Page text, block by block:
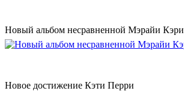
Новый альбом несравненной Мэрайи Кэри
Новое достижение Кэти Перри